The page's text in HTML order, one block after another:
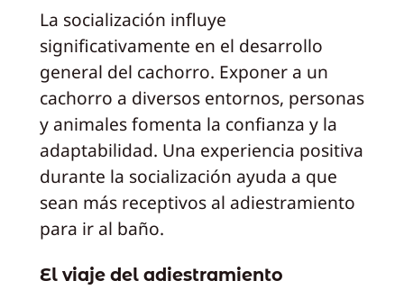
La socialización influye
significativamente en el desarrollo
general del cachorro. Exponer a un
cachorro a diversos entornos, personas
y animales fomenta la confianza y la
adaptabilidad. Una experiencia positiva
durante la socialización ayuda a que
sean más receptivos al adiestramiento
para ir al baño.
El viaje del adiestramiento